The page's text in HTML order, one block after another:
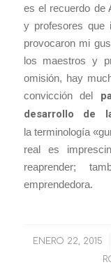
es el recuerdo de
y profesores que
provocaron mi
los maestros y
omisión, hay
convicción del
desarrollo de
la terminología
real es
reaprender;
emprendedora.
ENERO 22, 2015